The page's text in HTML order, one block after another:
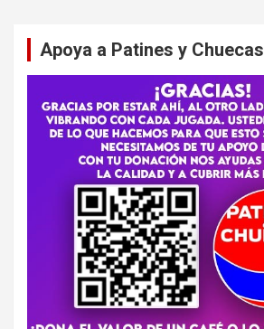
Apoya a Patines y Chuecas